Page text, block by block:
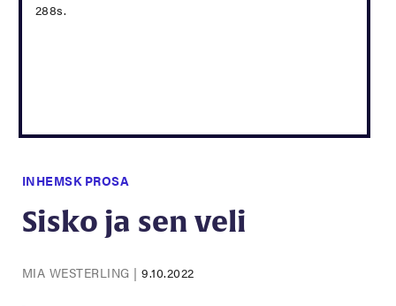
288s.
INHEMSK PROSA
Sisko ja sen veli
MIA WESTERLING |9.10.2022